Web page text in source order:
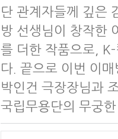
단 관계자들께 깊은
방 선생님이 창작한
를 더한 작품으로,
다. 끝으로 이번 이
박인건 극장장님과
국립무용단의 무궁